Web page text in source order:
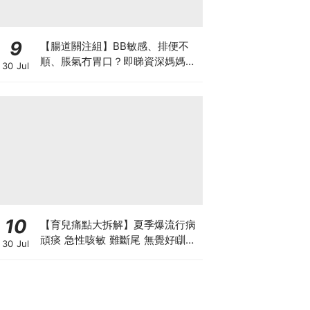
9
30 Jul
【腸道關注組】BB敏感、排便不
順、脹氣冇胃口？即睇資深媽媽分
10
30 Jul
【育兒痛點大拆解】夏季爆流行病
頑痰 急性咳敏 難斷尾 無覺好瞓？